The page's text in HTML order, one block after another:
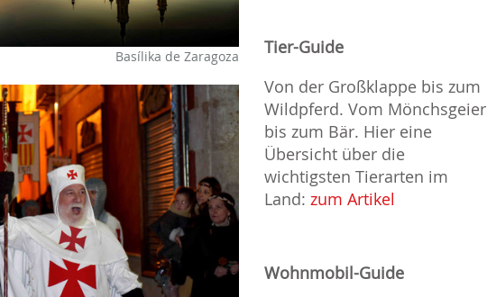
Basílika de Zaragoza Tier-Guide
Von der Großklappe bis zum
Wildpferd. Vom Mönchsgeier
bis zum Bär. Hier eine
Übersicht über die
wichtigsten Tierarten im
Land: zum Artikel
Wohnmobil-Guide